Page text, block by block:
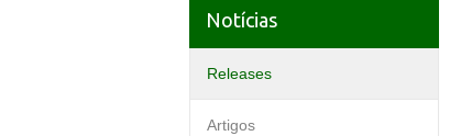
Notícias
Releases
Artigos